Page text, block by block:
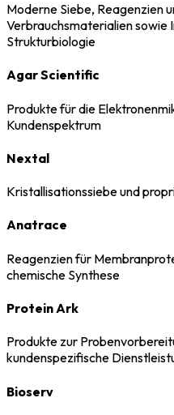
Moderne Siebe, Reagenzien
Verbrauchsmaterialien sowie
Strukturbiologie
Agar Scientific
Produkte für die
Kundenspektrum
Nextal
Kristallisationssiebe und
Anatrace
Reagenzien für
chemische Synthese
Protein Ark
Produkte zur
kundenspezifische
Bioserv